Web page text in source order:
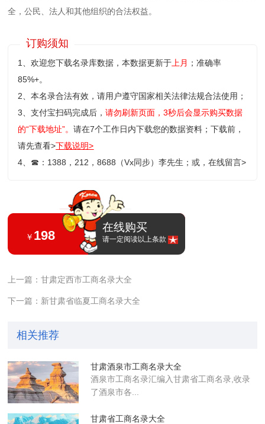
全，公民、法人和其他组织的合法权益。
订购须知
1、欢迎您下载名录库数据，本数据更新于 上月 ；准确率
85%+。
2、本名录合法有效，请用户遵守国家相关法律法规合法使用；
3、支付宝扫码完成后，请勿刷新页面，3秒后会显示购买数据
的“下载地址”。请在7个工作日内下载您的数据资料；下载前，
请先查看>下载说明>
4、 ☎ ：1388，212，8688（Vx同步）李先生；或，在线留言>
￥ 198
在线购买
请一定阅读以上条款
上一篇：甘肃定西市工商名录大全
下一篇：新甘肃省临夏工商名录大全
相关推荐
甘肃酒泉市工商名录大全
酒泉市工商名录汇编入甘肃省工商名录,收录
了酒泉市各...
甘肃省工商名录大全